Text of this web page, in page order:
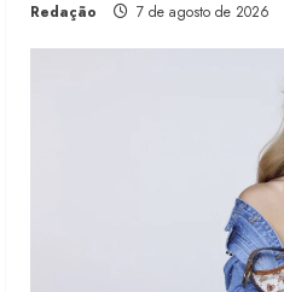
Redação 7 de agosto de 2026